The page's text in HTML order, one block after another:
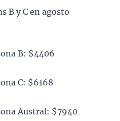
B y C en agosto
B: $4406
C: $6168
Austral: $7940